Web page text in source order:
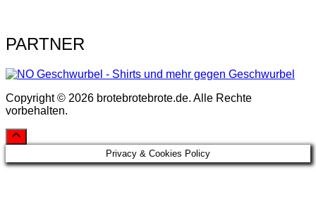
PARTNER
Copyright © 2026 brotebrotebrote.de. Alle Rechte
vorbehalten.
Privacy & Cookies Policy